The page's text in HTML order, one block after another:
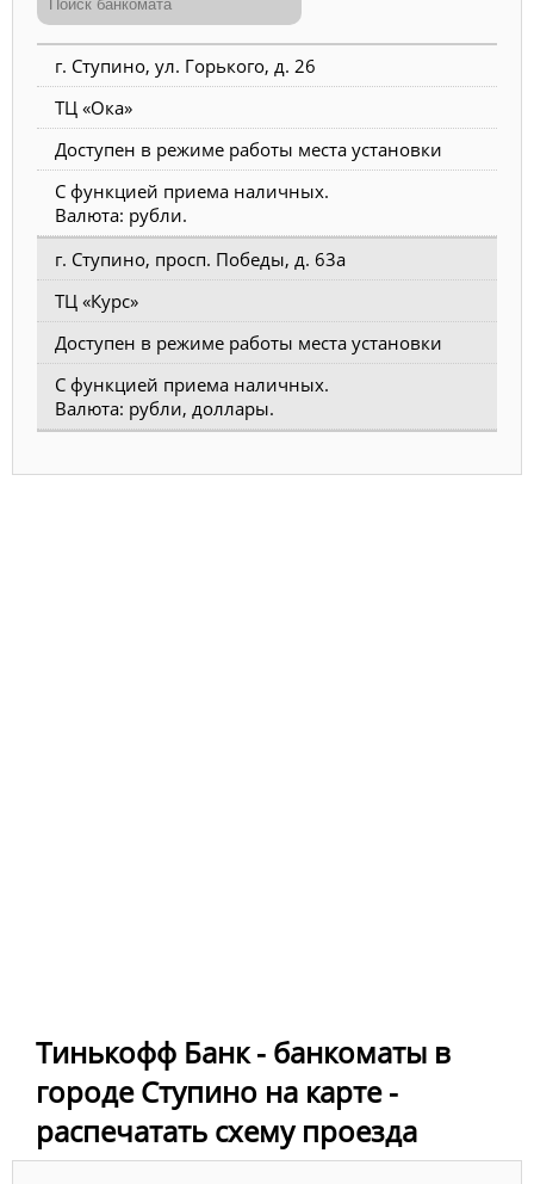
г. Ступино, ул. Горького, д. 26
ТЦ «Ока»
Доступен в режиме работы места установки
С функцией приема наличных.
Валюта: рубли.
г. Ступино, просп. Победы, д. 63а
ТЦ «Курс»
Доступен в режиме работы места установки
С функцией приема наличных.
Валюта: рубли, доллары.
Тинькофф Банк - банкоматы в
городе Ступино на карте -
распечатать схему проезда